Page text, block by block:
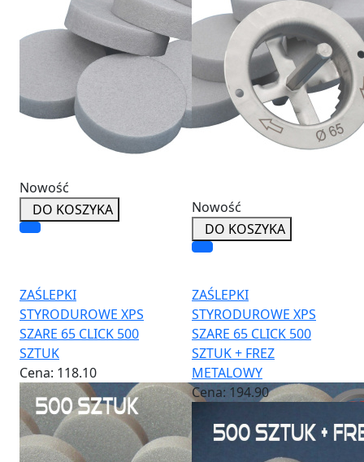
Nowość
DO KOSZYKA
Nowość
DO KOSZYKA
ZAŚLEPKI
STYRODUROWE XPS
SZARE 65 CLICK 500
SZTUK
Cena: 118.10
ZAŚLEPKI
STYRODUROWE XPS
SZARE 65 CLICK 500
SZTUK + FREZ
METALOWY
Cena: 194.90